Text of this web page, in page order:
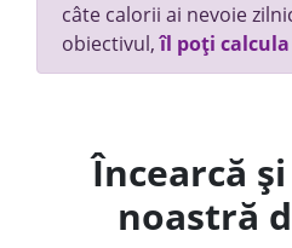
câte calorii ai nevoie
obiectivul,îl poți
Încearcă
noastră